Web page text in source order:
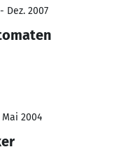
Dez. 2007
2004